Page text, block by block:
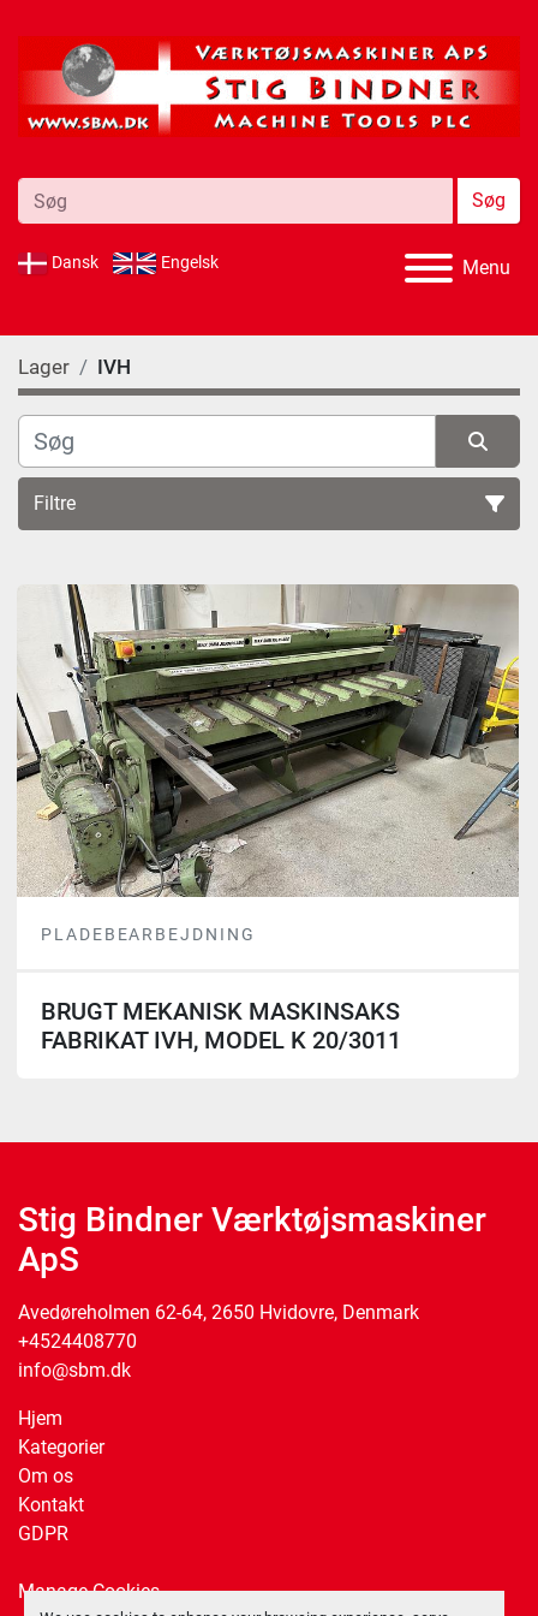
Søg
Dansk Engelsk Menu
Lager IVH
Filtre
Sortér efter
PLADEBEARBEJDNING
BRUGT MEKANISK MASKINSAKS
FABRIKAT IVH, MODEL K 20/3011
Stig Bindner Værktøjsmaskiner
ApS
Avedøreholmen 62-64, 2650 Hvidovre, Denmark
+4524408770
info@sbm.dk
Hjem
Kategorier
Om os
Kontakt
GDPR
Manage Cookies